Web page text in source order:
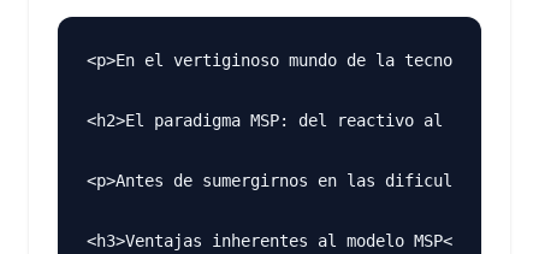
<p>En el vertiginoso mundo de la tecnología
<h2>El paradigma MSP: del reactivo al
<p>Antes de sumergirnos en las dificultades
<h3>Ventajas inherentes al modelo MSP</h3>